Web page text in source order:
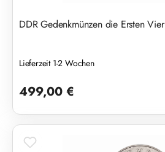
DDR Gedenkmünzen die Ersten Vier
Lieferzeit 1-2 Wochen
499,00 €